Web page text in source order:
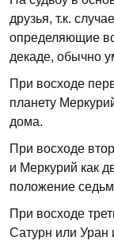
друзья, т.к.
определяющие
декаде, обычно
При восходе
планету
дома.
При восходе
и Меркурий как
положение
При восходе
Сатурн или Уран